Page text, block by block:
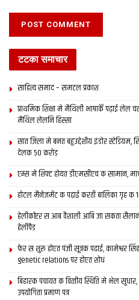
Tags: bihar news
इपेपर दरभंगा बिहार मिथिला
टटका समाचार
साहित्य समाद – समटल प्रकाश
प्राथमिक शि‍क्षा मे मैथि‍ली भाषाकेँ पढ़ाई लेल
मैथिल लेलनि हिस्सा
सात जिला मे बनत बहुउद्देशीय इंडोर
देलक 50 करोड़
एम्स मे शिफ्ट होयत डीएमसीएच क सामान,
होटल मैनेजमेंट क पढ़ाई करती बालिका गृह क
हेलीकॉप्टर स आब वैशाली आबि जा सकता
हेलीपैड
फेर स शुरू होएत पंजी सूत्रक पढाई, कामेश्वर
genetic relations पर होएत शोध
बिहारक पंचायत क वित्‍तीय स्थिति मे भेल
उपयोगिता प्रमाण पत्र